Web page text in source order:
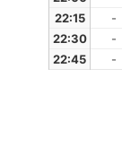
22:15
-
22:30
-
22:45
-